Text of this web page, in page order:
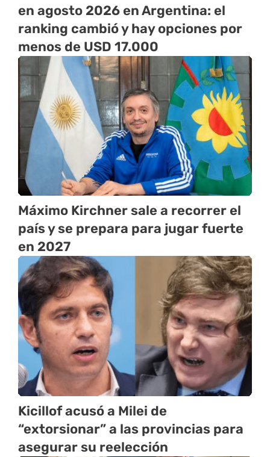
en agosto 2026 en Argentina: el
ranking cambió y hay opciones por
menos de USD 17.000
Máximo Kirchner sale a recorrer el
país y se prepara para jugar fuerte
en 2027
Kicillof acusó a Milei de
“extorsionar” a las provincias para
asegurar su reelección